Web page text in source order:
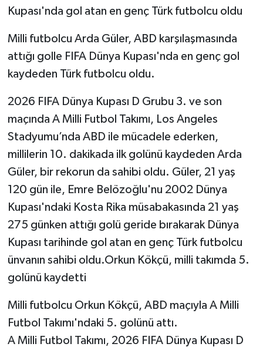
Kupası'nda gol atan en genç Türk futbolcu oldu
Milli futbolcu Arda Güler, ABD karşılaşmasında
attığı golle FIFA Dünya Kupası'nda en genç gol
kaydeden Türk futbolcu oldu.
2026 FIFA Dünya Kupası D Grubu 3. ve son
maçında A Milli Futbol Takımı, Los Angeles
Stadyumu’nda ABD ile mücadele ederken,
millilerin 10. dakikada ilk golünü kaydeden Arda
Güler, bir rekorun da sahibi oldu. Güler, 21 yaş
120 gün ile, Emre Belözoğlu'nu 2002 Dünya
Kupası'ndaki Kosta Rika müsabakasında 21 yaş
275 günken attığı golü geride bırakarak Dünya
Kupası tarihinde gol atan en genç Türk futbolcu
ünvanın sahibi oldu.Orkun Kökçü, milli takımda 5.
golünü kaydetti
Milli futbolcu Orkun Kökçü, ABD maçıyla A Milli
Futbol Takımı'ndaki 5. golünü attı.
A Milli Futbol Takımı, 2026 FIFA Dünya Kupası D